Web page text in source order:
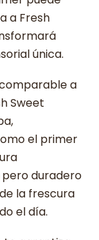
a Fresh
única.
a
Sweet
el primer
duradero
la frescura
el día.